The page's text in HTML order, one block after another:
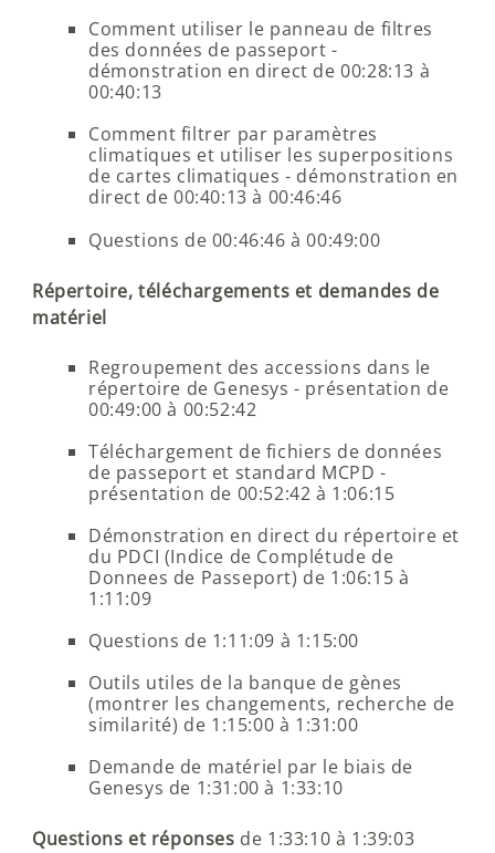
Comment utiliser le panneau de filtres
des données de passeport -
démonstration en direct de 00:28:13 à
00:40:13
Comment filtrer par paramètres
climatiques et utiliser les superpositions
de cartes climatiques - démonstration en
direct de 00:40:13 à 00:46:46
Questions de 00:46:46 à 00:49:00
Répertoire, téléchargements et demandes de
matériel
Regroupement des accessions dans le
répertoire de Genesys - présentation de
00:49:00 à 00:52:42
Téléchargement de fichiers de données
de passeport et standard MCPD -
présentation de 00:52:42 à 1:06:15
Démonstration en direct du répertoire et
du PDCI (Indice de Complétude de
Donnees de Passeport) de 1:06:15 à
1:11:09
Questions de 1:11:09 à 1:15:00
Outils utiles de la banque de gènes
(montrer les changements, recherche de
similarité) de 1:15:00 à 1:31:00
Demande de matériel par le biais de
Genesys de 1:31:00 à 1:33:10
Questions et réponses de 1:33:10 à 1:39:03